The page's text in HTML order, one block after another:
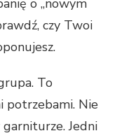
czy Twoi
To
potrzebami. Nie
Jedni